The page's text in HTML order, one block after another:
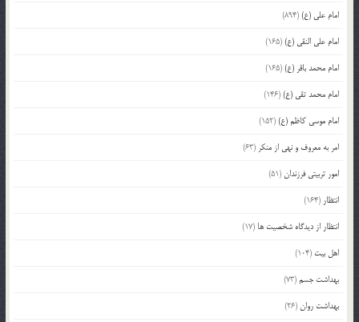
امام علی (ع)(894)
امام علی النقی (ع)(165)
امام محمد باقر (ع)(165)
امام محمد تقی (ع)(146)
امام موسی کاظم (ع)(152)
امر به معروف و نهی از منکر (63)
امور تربیتی فرزندان(51)
انتظار (164)
انتظار از دیدگاه شخصیت ها (17)
اهل بیت (104)
بهداشت جسم(73)
بهداشت روان(26)